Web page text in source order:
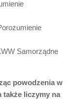
Samorządne
powodzenia w
także liczymy na